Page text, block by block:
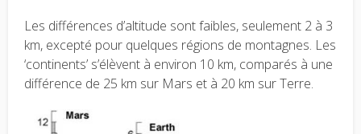
Les différences d’altitude sont faibles, seulement 2 à 3
km, excepté pour quelques régions de montagnes. Les
‘continents’ s’élèvent à environ 10 km, comparés à une
différence de 25 km sur Mars et à 20 km sur Terre.